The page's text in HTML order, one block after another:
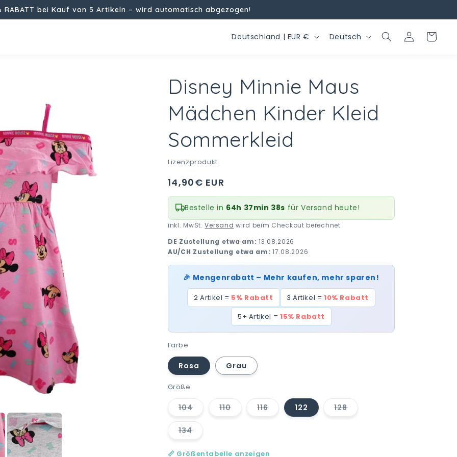
RABATT bei Kauf von 5 Artikeln – wird automatisch abgezogen!
L
d
/
R
g
n
Deutschland | EUR €
S
a
c
h
Deutsch EinloggenWarenkorb
Disney Minnie Maus
Mädchen Kinder Kleid
Sommerkleid
Lizenzprodukt
Normaler
Preis
14,90€ EUR
Bestelle in 64h 37min 37s für Versand heute!
inkl. MwSt.Versand wird beim Checkout berechnet
DE Zustellung etwa am: 13.08.2026
AU/CH Zustellung etwa am: 17.08.2026
🎉 Mengenrabatt – Mehr kaufen, mehr sparen!
2 Artikel = 5% Rabatt 3 Artikel = 10% Rabatt
5+ Artikel = 15% Rabatt
Farbe
Rosa Grau
Größe
104
oder
nicht
110 116
Variante
122 128
134
oder
📏 Größentabelle anzeigen